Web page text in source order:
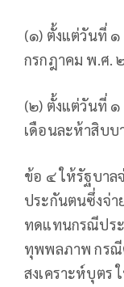
(๑) ตั้งแต่วันที่
กรกฎาคม พ.ศ.
(๒) ตั้งแต่วันที่
เดือนละห้าสิบบ
ข้อ ๔ ให้รัฐบาล
ประกันตนซึ่งจ่า
ทดแทนกรณีปร
ทุพพลภาพ กรณี
สงเคราะห์บุตร